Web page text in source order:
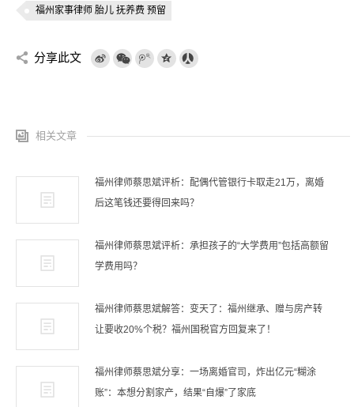
福州家事律师 胎儿 抚养费 预留
分享此文
相关文章
福州律师蔡思斌评析：配偶代管银行卡取走21万，离婚
后这笔钱还要得回来吗？
福州律师蔡思斌评析：承担孩子的“大学费用”包括高额留
学费用吗？
福州律师蔡思斌解答：变天了：福州继承、赠与房产转
让要收20%个税？福州国税官方回复来了！
福州律师蔡思斌分享：一场离婚官司，炸出亿元“糊涂
账”：本想分割家产，结果“自爆”了家底